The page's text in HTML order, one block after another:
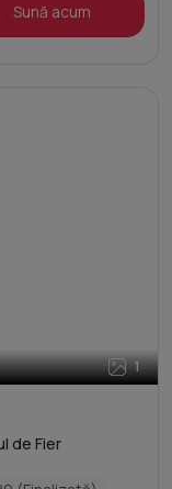
Sună acum
1
de Fier